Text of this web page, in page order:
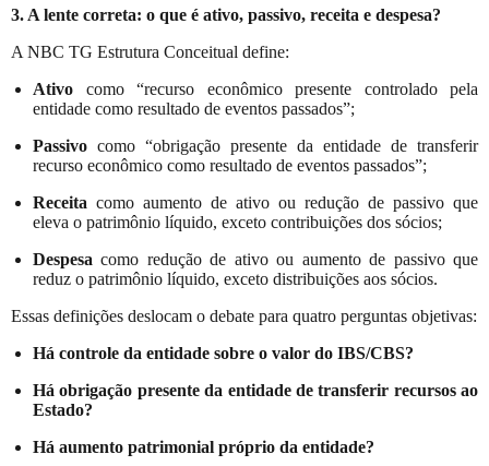
3. A lente correta: o que é ativo, passivo, receita e despesa?
A NBC TG Estrutura Conceitual define:
Ativo como “recurso econômico presente controlado pela
entidade como resultado de eventos passados”;
Passivo como “obrigação presente da entidade de transferir
recurso econômico como resultado de eventos passados”;
Receita como aumento de ativo ou redução de passivo que
eleva o patrimônio líquido, exceto contribuições dos sócios;
Despesa como redução de ativo ou aumento de passivo que
reduz o patrimônio líquido, exceto distribuições aos sócios.
Essas definições deslocam o debate para quatro perguntas objetivas:
Há controle da entidade sobre o valor do IBS/CBS?
Há obrigação presente da entidade de transferir recursos ao
Estado?
Há aumento patrimonial próprio da entidade?